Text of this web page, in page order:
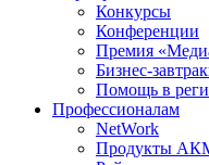
Конкурсы
Конференции
Премия
Бизнес-
Помощь в
Профессионалам
NetWork
Продукты